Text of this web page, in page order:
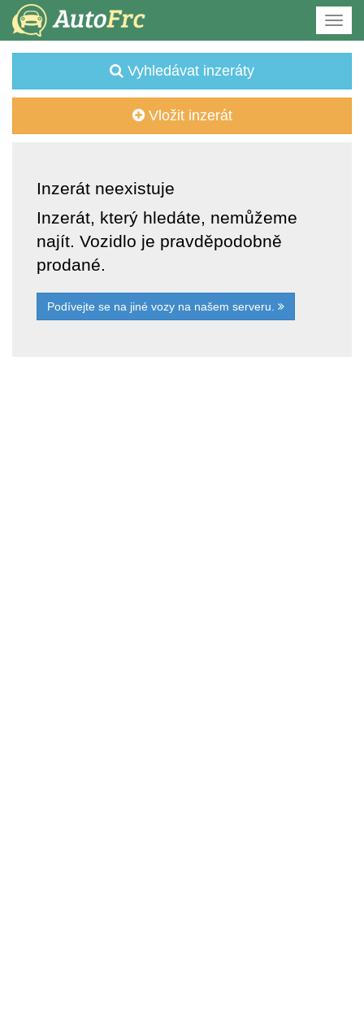
Vyhledávat inzeráty
Vložit inzerát
Inzerát neexistuje
Inzerát, který hledáte, nemůžeme
najít. Vozidlo je pravděpodobně
prodané.
Podívejte se na jiné vozy na našem serveru.